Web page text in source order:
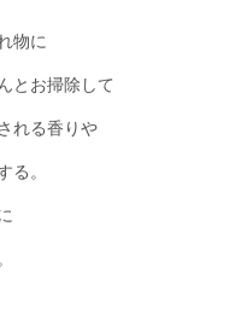
物に
とお掃除して
れる香りや
る。